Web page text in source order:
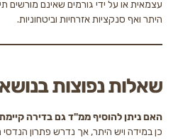
על ידי גורמים שאינם מורשים תיחשב
אזרחיות וביטחוניות.
נפוצות בנושא
להוסיף ממ"ד גם בדירה קיימת בקומה
היתר, אך נדרש פתרון הנדסי מורכב כגון